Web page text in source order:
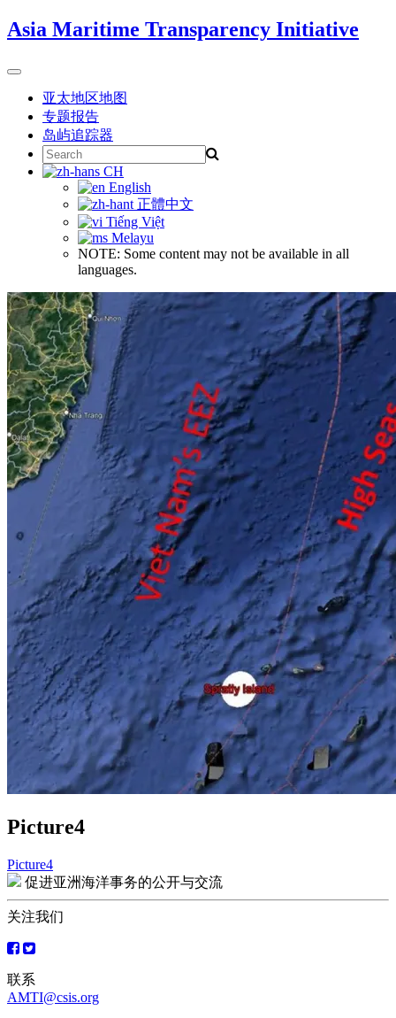
Skip
to
Asia Maritime Transparency Initiative
Toggle
navigation亚太地区地图
专题报告
岛屿追踪器
Search
for:
CH
English
正體中文
Tiếng Việt
Melayu
NOTE: Some content may not be available in all
languages.
Picture4
文
章
导
航
Picture4
促进亚洲海洋事务的公开与交流
关注我们
联系
AMTI@csis.org